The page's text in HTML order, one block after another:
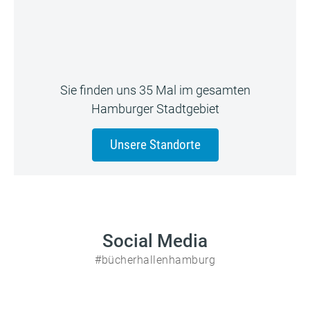
Sie finden uns 35 Mal im gesamten
Hamburger Stadtgebiet
Unsere Standorte
Social Media
#bücherhallenhamburg